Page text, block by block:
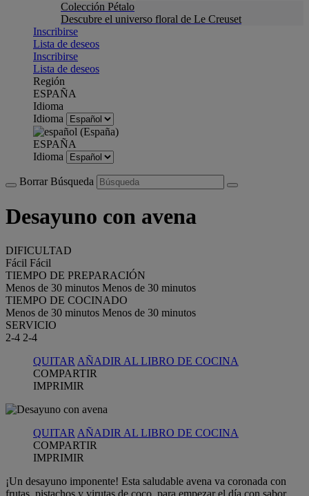
Colección Pétalo
Descubre el universo floral de Le Creuset
Inscribirse
Lista de deseos
Inscribirse
Lista de deseos
Región
ESPAÑA
Idioma
Idioma
ESPAÑA
Idioma
Borrar Búsqueda
Desayuno con avena
DIFICULTAD
Fácil Fácil
TIEMPO DE PREPARACIÓN
Menos de 30 minutos Menos de 30 minutos
TIEMPO DE COCINADO
Menos de 30 minutos Menos de 30 minutos
SERVICIO
2-4 2-4
QUITAR AÑADIR AL LIBRO DE COCINA
COMPARTIR
IMPRIMIR
QUITAR AÑADIR AL LIBRO DE COCINA
COMPARTIR
IMPRIMIR
¡Un desayuno imponente! Esta saludable avena va coronada con
frutas, pistachos y virutas de coco, para empezar el día con sabor.